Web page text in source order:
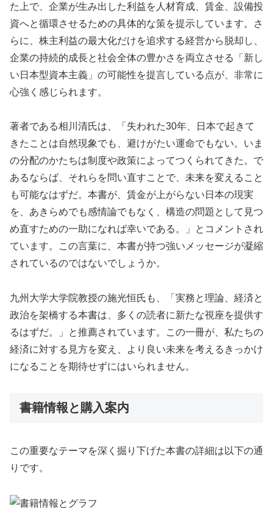
た上で、企業が生み出した利益を人材育成、賃金、設備投
資へと循環させるための具体的な策を提示しています。さ
らに、株主利益の最大化だけを追求する経営から脱却し、
企業の持続的成長と社会全体の豊かさを両立させる「新し
い日本型資本主義」の可能性を提言している点が、非常に
心強く感じられます。
著者である相川清氏は、「失われた30年、日本で起きて
きたことは自然現象でも、避けがたい運命でもない。いま
の分配のかたちは制度や政策によってつくられてきた。で
あるならば、それらを問い直すことで、未来を変えること
も可能なはずだ。本書が、賃金が上がらない日本の現実
を、あきらめでも感情論でもなく、構造の問題として見つ
め直すための一助になれば幸いである。」とコメントされ
ています。この言葉に、本書が持つ強いメッセージが凝縮
されているのではないでしょうか。
九州大学大学院教授の施光恒氏も、「実務と理論、経済と
政治を架橋する本書は、多くの読者に新たな視座を提供す
るはずだ。」と推薦されています。この一冊が、私たちの
経済に対する見方を変え、より良い未来を考えるきっかけ
になることを期待せずにはいられません。
書籍情報と購入案内
この重要なテーマを深く掘り下げた本書の詳細は以下の通
りです。